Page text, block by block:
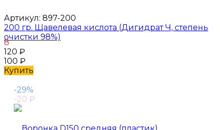
Артикул: 897-200
200 гр. Щавелевая кислота (Дигидрат Ч, степень
очистки 98%)
8
120 ₽
100 ₽
Купить
-29%
-20 ₽